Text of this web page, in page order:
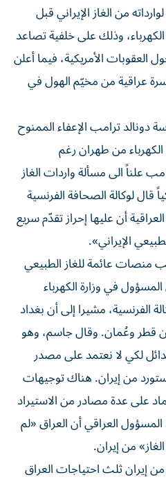
من الغاز الإيراني قبل
وذلك على خلفية تصاعد
العقوبات الأمريكية، فيما أعلن
أمني استعادة 150 أسرة عراقية من مخيّم الهول في
دونالد ترامب الإعفاء الممنوح
2018 لشراء الكهرباء من طهران رغم
علناً الى مسألة واردات الغاز
قال لوكالة الصحافة الفرنسية
أن عليها إحراز تقدّم سريع
الإيراني».
منصات عائمة للغاز الطبيعي
في وزارة الكهرباء
الفرنسية، مشيرا إلى أن بغداد
قطر وعُمان. وقال جاسم، وهو
لكي لا نعتمد على مصدر
من إيران. هناك توجيهات
على عدة مصادر من الاستيراد
المسؤول العراقي أن العراق «لم
من إيران.
من إيران ثلث احتياجات العراق